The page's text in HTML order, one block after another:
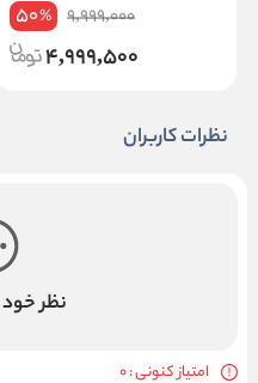
9,999,000
50%
4,999,500
نظرات کاربران
نظر خود
امتیاز کنونی : 0